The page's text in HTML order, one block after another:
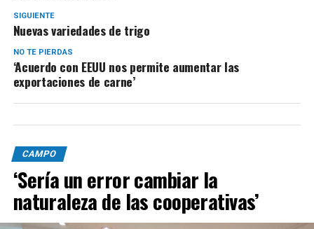
SIGUIENTE
Nuevas variedades de trigo
NO TE PIERDAS
‘Acuerdo con EEUU nos permite aumentar las
exportaciones de carne’
CAMPO
‘Sería un error cambiar la
naturaleza de las cooperativas’